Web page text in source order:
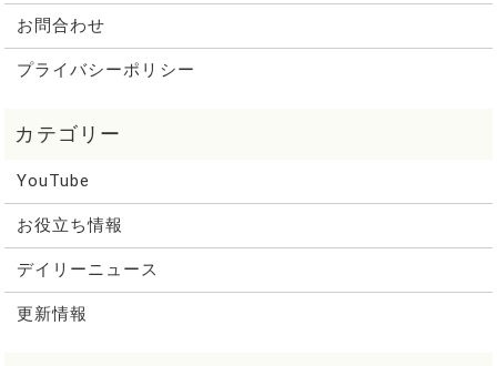
お問合わせ
プライバシーポリシー
YouTube
お役立ち情報
デイリーニュース
更新情報